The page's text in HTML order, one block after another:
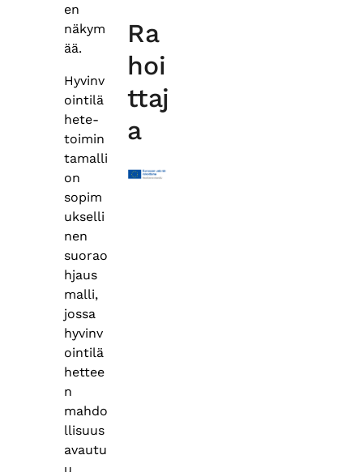
en
näkym
ää.
Hyvinv
ointilä
hete-
toimin
tamalli
on
sopim
ukselli
nen
suorao
hjaus
malli,
jossa
hyvinv
ointilä
hettee
n
mahdo
llisuus
avautu
u
Ra
hoi
ttaj
a